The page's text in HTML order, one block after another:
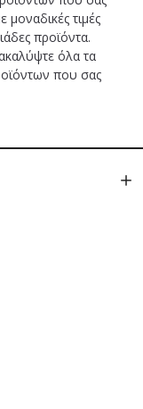
τιμές
προϊόντα.
όλα τα
που σας